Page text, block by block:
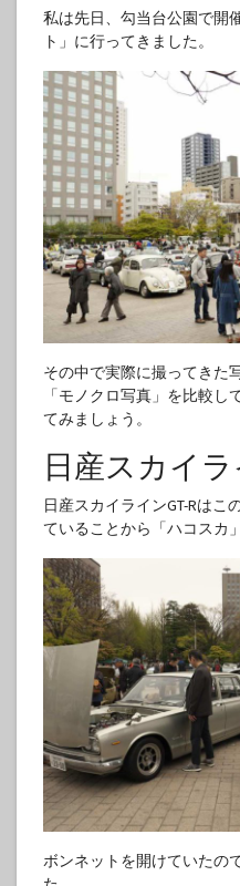
私は先日、勾当台公園で開
ト」に行ってきました。
その中で実際に撮ってきた
「モノクロ写真」を比較
てみましょう。
日産スカイラ
日産スカイラインGT-Rはこ
ていることから「ハコスカ
ボンネットを開けていたの